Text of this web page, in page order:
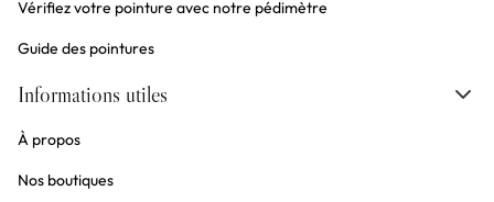
Vérifiez votre pointure avec notre pédimètre
Guide des pointures
Informations utiles
À propos
Nos boutiques